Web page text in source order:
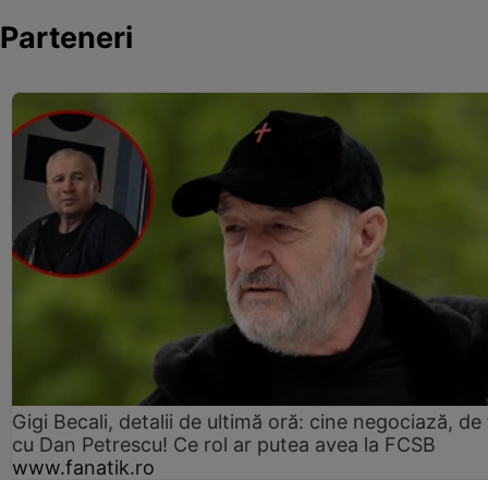
Parteneri
Gigi Becali, detalii de ultimă oră: cine negociază,
cu Dan Petrescu! Ce rol ar putea avea la FCSB
www.fanatik.ro